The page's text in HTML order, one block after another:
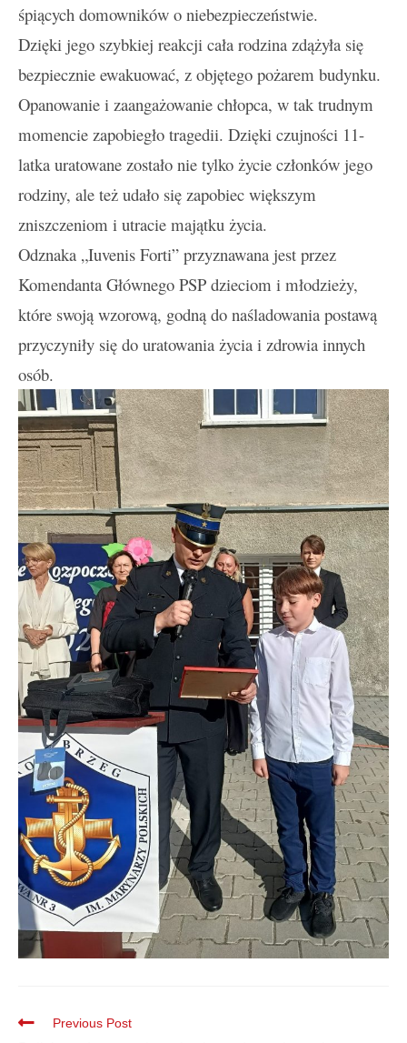
śpiących domowników o niebezpieczeństwie.
Dzięki jego szybkiej reakcji cała rodzina zdążyła się
bezpiecznie ewakuować, z objętego pożarem budynku.
Opanowanie i zaangażowanie chłopca, w tak trudnym
momencie zapobiegło tragedii. Dzięki czujności 11-
latka uratowane zostało nie tylko życie członków jego
rodziny, ale też udało się zapobiec większym
zniszczeniom i utracie majątku życia.
Odznaka „Iuvenis Forti” przyznawana jest przez
Komendanta Głównego PSP dzieciom i młodzieży,
które swoją wzorową, godną do naśladowania postawą
przyczyniły się do uratowania życia i zdrowia innych
osób.
Previous Post